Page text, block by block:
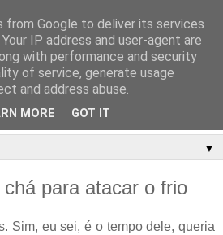
▼
para atacar o frio
Sim, eu sei, é o tempo dele, queria
from Google to deliver its services
IP address and user-agent are
with performance and security
of service, generate usage
and address abuse.
MORE GOT IT